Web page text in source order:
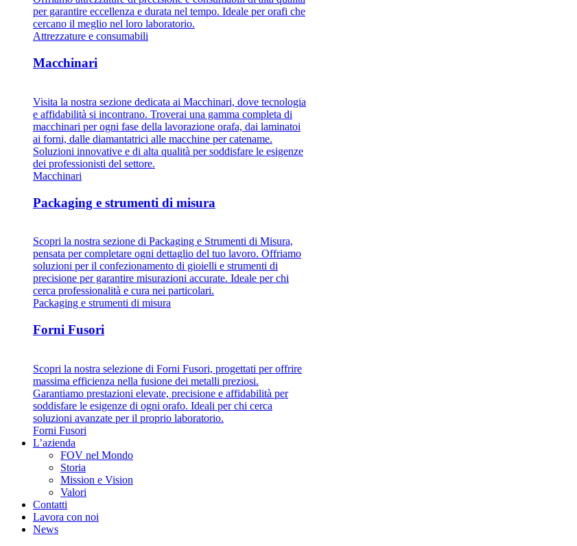
per garantire eccellenza e durata nel tempo. Ideale per orafi che
cercano il meglio nel loro laboratorio.
Attrezzature e consumabili
Macchinari
Visita la nostra sezione dedicata ai Macchinari, dove tecnologia
e affidabilità si incontrano. Troverai una gamma completa di
macchinari per ogni fase della lavorazione orafa, dai laminatoi
ai forni, dalle diamantatrici alle macchine per catename.
Soluzioni innovative e di alta qualità per soddisfare le esigenze
dei professionisti del settore.
Macchinari
Packaging e strumenti di misura
Scopri la nostra sezione di Packaging e Strumenti di Misura,
pensata per completare ogni dettaglio del tuo lavoro. Offriamo
soluzioni per il confezionamento di gioielli e strumenti di
precisione per garantire misurazioni accurate. Ideale per chi
cerca professionalità e cura nei particolari.
Packaging e strumenti di misura
Forni Fusori
Scopri la nostra selezione di Forni Fusori, progettati per offrire
massima efficienza nella fusione dei metalli preziosi.
Garantiamo prestazioni elevate, precisione e affidabilità per
soddisfare le esigenze di ogni orafo. Ideali per chi cerca
soluzioni avanzate per il proprio laboratorio.
Forni Fusori
L’azienda
FOV nel Mondo
Storia
Mission e Vision
Valori
Contatti
Lavora con noi
News